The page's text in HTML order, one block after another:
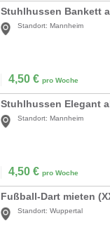
Stuhlhussen Bankett
Standort: Mannheim
4,50 € pro Woche
Stuhlhussen Elegant
Standort: Mannheim
4,50 € pro Woche
Standort: Wuppertal